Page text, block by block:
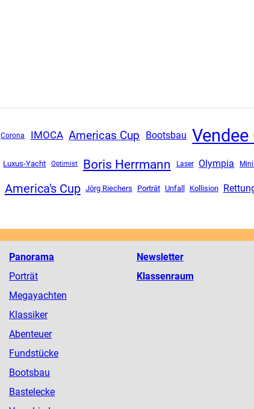
Corona IMOCA Americas Cup Bootsbau Vendee
Luxus-Yacht Optimist Boris Herrmann Laser Olympia
America's Cup Jörg Riechers Porträt Unfall Kollision
Panorama
Porträt
Megayachten
Klassiker
Abenteuer
Fundstücke
Bootsbau
Bastelecke
Newsletter
Klassenraum